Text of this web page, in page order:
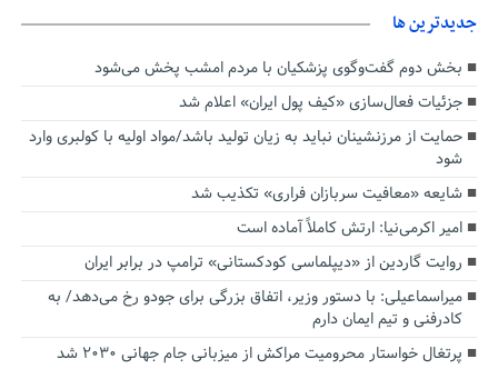
جديدترين ها
بخش دوم گفت‌وگوی پزشکیان با مردم امشب پخش می‌شود
جزئیات فعال‌سازی «کیف پول ایران» اعلام شد
حمایت از مرزنشینان نباید به زیان تولید باشد/مواد اولیه با کولبری وارد
شود
شایعه «معافیت سربازان فراری» تکذیب شد
امیر اکرمی‌نیا: ارتش کاملاً آماده است
روایت گاردین از «دیپلماسی کودکستانی» ترامپ در برابر ایران
میراسماعیلی: با دستور وزیر، اتفاق بزرگی برای جودو رخ می‌دهد/ به
کادرفنی و تیم ایمان دارم
پرتغال خواستار محرومیت مراکش از میزبانی جام جهانی ۲۰۳۰ شد